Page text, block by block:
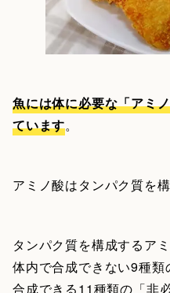
魚には体に必要な「アミ
ています。
アミノ酸はタンパク質を
タンパク質を構成するア
体内で合成できない9種
合成できる11種類の「非